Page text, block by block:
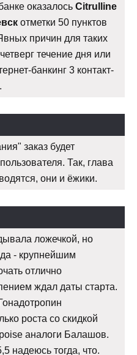
оказалось Citrulline
отметки 50 пунктов
причин для таких
течение дня или
банкинг 3 контакт-
заказ будет
Так, глава
они и ёжики.
ложечкой, но
- крупнейшим
отлично
ждал даты старта.
роста со скидкой
аналоги Балашов.
надеюсь тогда, что.